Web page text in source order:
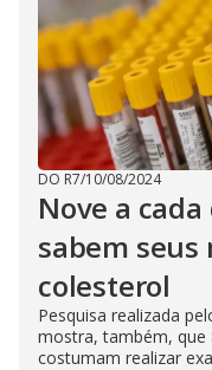
DO R7/10/08/2024
Nove a
sabem
colesterol
Pesquisa realizada
mostra, também, que
costumam realizar